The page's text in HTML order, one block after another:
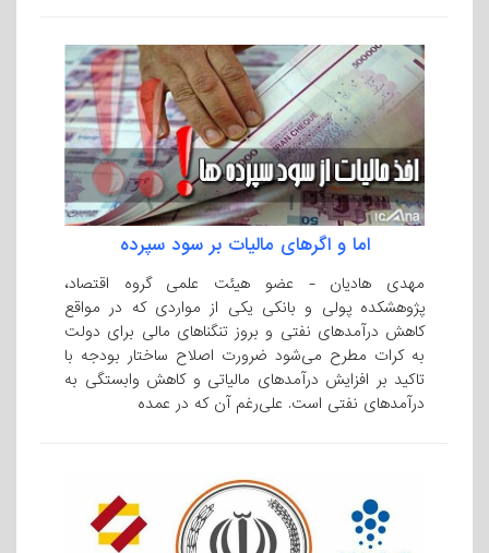
اما و اگرهای مالیات بر سود سپرده
مهدی هادیان - عضو هیئت علمی گروه اقتصاد،
پژوهشکده پولی و بانکی یکی از مواردی که در مواقع
کاهش درآمدهای نفتی و بروز تنگناهای مالی برای دولت
به کرات مطرح می‌شود ضرورت اصلاح ساختار بودجه با
تاکید بر افزایش درآمدهای مالیاتی و کاهش وابستگی به
درآمدهای نفتی است. علی‌رغم آن که در عمده‌